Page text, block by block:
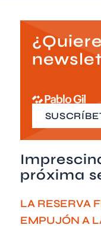
próxima
LA RESERVA
EMPUJÓN A